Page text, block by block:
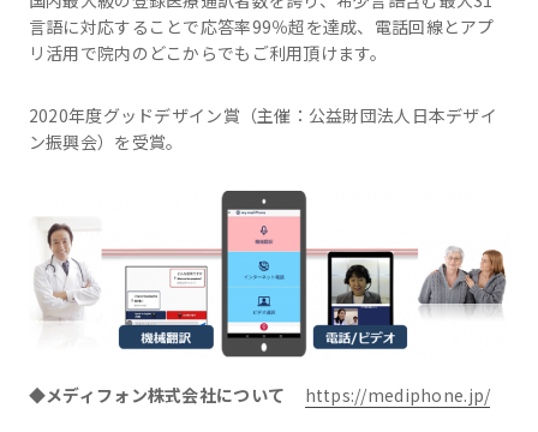
言語に対応することで応答率99％超を達成、電話回線とアプ
リ活用で院内のどこからでもご利用頂けます。
2020年度グッドデザイン賞（主催：公益財団法人日本デザイ
ン振興会）を受賞。
◆メディフォン株式会社について https://mediphone.jp/